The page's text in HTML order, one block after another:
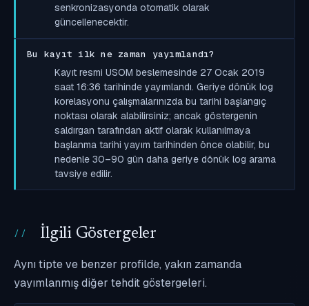
senkronizasyonda otomatik olarak
güncellenecektir.
Bu kayıt ilk ne zaman yayımlandı?
Kayıt resmi USOM beslemesinde 27 Ocak 2019
saat 16:36 tarihinde yayımlandı. Geriye dönük log
korelasyonu çalışmalarınızda bu tarihi başlangıç
noktası olarak alabilirsiniz; ancak göstergenin
saldırgan tarafından aktif olarak kullanılmaya
başlanma tarihi yayım tarihinden önce olabilir, bu
nedenle 30–90 gün daha geriye dönük log arama
tavsiye edilir.
İlgili Göstergeler
Aynı tipte ve benzer profilde, yakın zamanda
yayımlanmış diğer tehdit göstergeleri.